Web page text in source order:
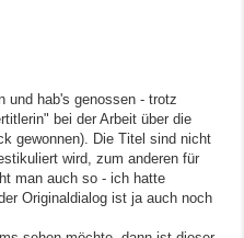
und hab's genossen - trotz
bei der Arbeit über die
gewonnen). Die Titel sind nicht
wird, zum anderen für
man auch so - ich hatte
Originaldialog ist ja auch noch